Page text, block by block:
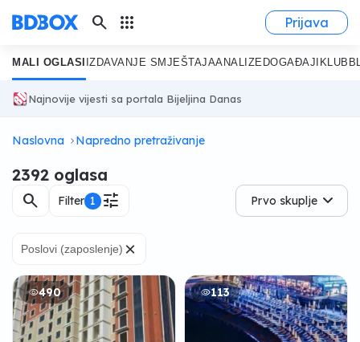
search apps Prijava
MALI OGLASI IZDAVANJE SMJEŠTAJAANALIZE DOGAĐAJI KLUB
Najnovije vijesti sa portala Bijeljina Danas
Naslovna Napredno pretraživanje
2392 oglasa
search Filter 1 tune Prvo skuplje
Poslovi (zaposlenje) ×
490 113